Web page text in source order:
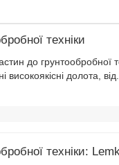
техніки
до грунтообробної
долота, від..
техніки: